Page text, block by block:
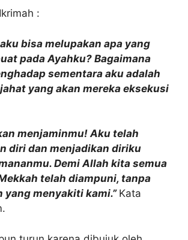
:
bisa melupakan apa yang
pada Ayahku? Bagaimana
sementara aku adalah
yang akan mereka eksekusi
menjaminmu! Aku telah
diri dan menjadikan diriku
Demi Allah kita semua
telah diampuni, tanpa
yang menyakiti kami.” Kata